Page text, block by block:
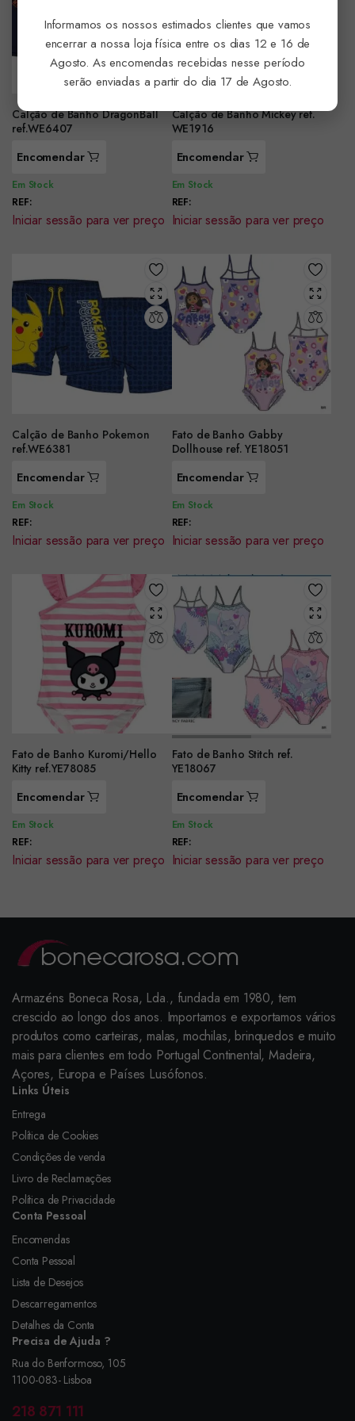
Calção de Banho DragonBall
ref.WE6407
Encomendar
Em Stock
REF:
Iniciar sessão para ver preço
Calção de Banho Mickey ref.
WE1916
Encomendar
Em Stock
REF:
Iniciar sessão para ver preço
Calção de Banho Pokemon
ref.WE6381
Encomendar
Em Stock
REF:
Iniciar sessão para ver preço
Fato de Banho Gabby
Dollhouse ref. YE18051
Encomendar
Em Stock
REF:
Iniciar sessão para ver preço
Fato de Banho Kuromi/Hello
Kitty ref.YE78085
Encomendar
Em Stock
REF:
Iniciar sessão para ver preço
Fato de Banho Stitch ref.
YE18067
Encomendar
Em Stock
REF:
Iniciar sessão para ver preço
Armazéns Boneca Rosa, Lda., fundada em 1980, tem
crescido ao longo dos anos. Importamos e exportamos vários
produtos como carteiras, malas, mochilas, brinquedos e muito
mais para clientes em todo Portugal Continental, Madeira,
Açores, Europa e Países Lusófonos.
Links Úteis
Entrega
Política de Cookies
Condições de venda
Livro de Reclamações
Política de Privacidade
Conta Pessoal
Encomendas
Conta Pessoal
Lista de Desejos
Descarregamentos
Detalhes da Conta
Precisa de Ajuda ?
Rua do Benformoso, 105
1100-083- Lisboa
218 871 111
Informamos os nossos estimados clientes que vamos
encerrar a nossa loja física entre os dias 12 e 16 de
Agosto. As encomendas recebidas nesse período
serão enviadas a partir do dia 17 de Agosto.